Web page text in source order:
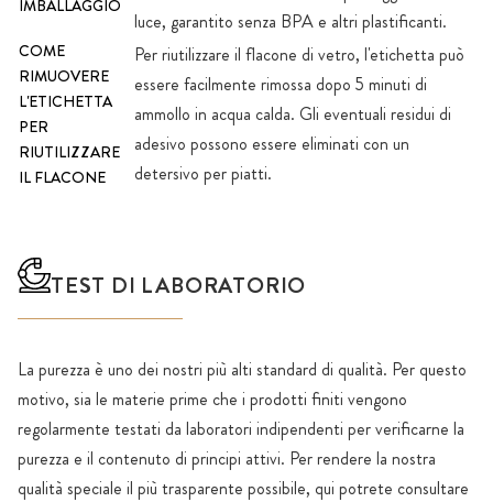
IMBALLAGGIO
luce, garantito senza BPA e altri plastificanti.
COME
RIMUOVERE
L'ETICHETTA
PER
RIUTILIZZARE
IL FLACONE
Per riutilizzare il flacone di vetro, l'etichetta può
essere facilmente rimossa dopo 5 minuti di
ammollo in acqua calda. Gli eventuali residui di
adesivo possono essere eliminati con un
detersivo per piatti.
TEST DI LABORATORIO
La purezza è uno dei nostri più alti standard di qualità. Per questo
motivo, sia le materie prime che i prodotti finiti vengono
regolarmente testati da laboratori indipendenti per verificarne la
purezza e il contenuto di principi attivi. Per rendere la nostra
qualità speciale il più trasparente possibile, qui potrete consultare